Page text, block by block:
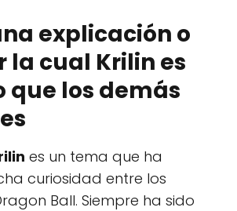
explicación o
la cual Krilin es
que los demás
es un tema que ha
curiosidad entre los
Ball. Siempre ha sido